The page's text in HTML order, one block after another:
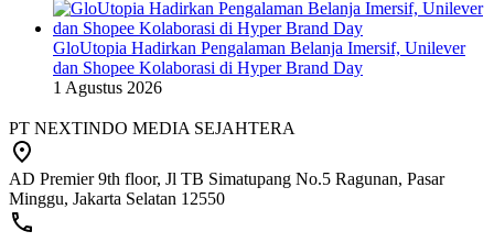
GloUtopia Hadirkan Pengalaman Belanja Imersif, Unilever
dan Shopee Kolaborasi di Hyper Brand Day
1 Agustus 2026
PT NEXTINDO MEDIA SEJAHTERA
AD Premier 9th floor, Jl TB Simatupang No.5 Ragunan, Pasar
Minggu, Jakarta Selatan 12550